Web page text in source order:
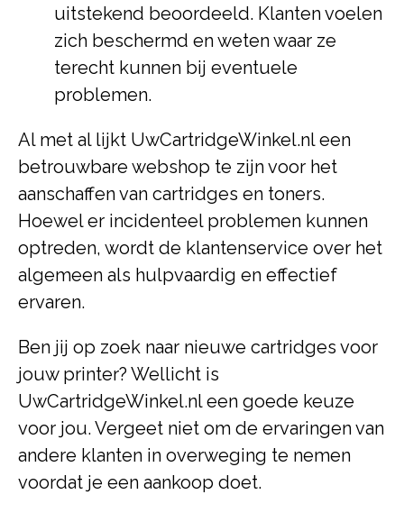
uitstekend beoordeeld. Klanten voelen
zich beschermd en weten waar ze
terecht kunnen bij eventuele
problemen.
Al met al lijkt UwCartridgeWinkel.nl een
betrouwbare webshop te zijn voor het
aanschaffen van cartridges en toners.
Hoewel er incidenteel problemen kunnen
optreden, wordt de klantenservice over het
algemeen als hulpvaardig en effectief
ervaren.
Ben jij op zoek naar nieuwe cartridges voor
jouw printer? Wellicht is
UwCartridgeWinkel.nl een goede keuze
voor jou. Vergeet niet om de ervaringen van
andere klanten in overweging te nemen
voordat je een aankoop doet.